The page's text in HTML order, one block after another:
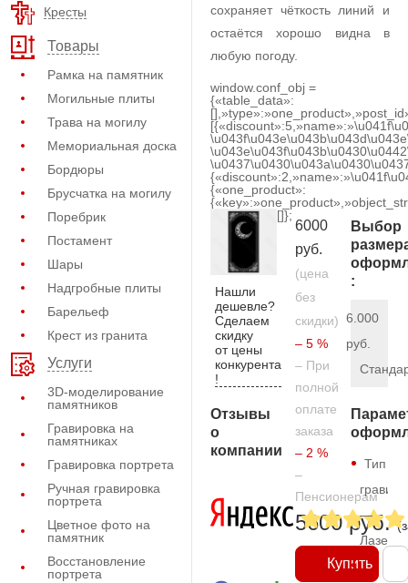
Кресты
Товары
Рамка на памятник
Могильные плиты
Трава на могилу
Мемориальная доска
Бордюры
Брусчатка на могилу
Поребрик
Постамент
Шары
Надгробные плиты
Барельеф
Крест из гранита
Услуги
3D-моделирование
памятников
Гравировка на
памятниках
Гравировка портрета
Ручная гравировка
портрета
Цветное фото на
памятник
Восстановление
портрета
сохраняет чёткость линий и
остаётся хорошо видна в
любую погоду.
window.conf_obj =
{«table_data»:
{«one_product»:
[]};
Нашли
дешевле?
Сделаем
скидку
от цены
конкурента
!
Отзывы
о
компании
6000
руб.
(цена
без
скидки)
– 5 %
– При
полной
оплате
заказа
– 2 %
–
Пенсионерам
5600 руб.
Купить
Выбор
:
6.000
руб.
Тип
—